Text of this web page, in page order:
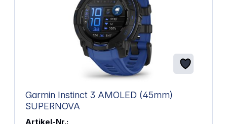
Garmin Instinct 3 AMOLED (45mm)
SUPERNOVA
Artikel-Nr.: